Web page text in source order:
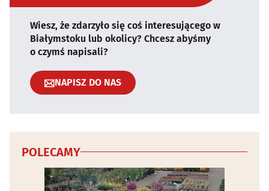
Wiesz, że zdarzyło się coś interesującego w
Białymstoku lub okolicy? Chcesz abyśmy
o czymś napisali?
NAPISZ DO NAS
POLECAMY